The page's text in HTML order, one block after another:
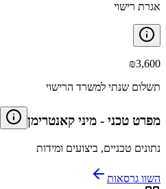
אגרת רישוי
₪3,600
תשלום שנתי למשרד הרישוי
מפרט טכני - מיני קאנטרימן
נתונים טכניים, ביצועים ומידות
השוו גרסאות